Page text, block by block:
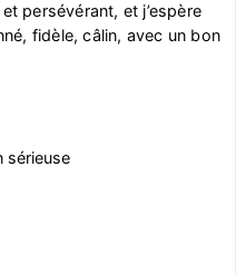
persévérant, et j’espère
fidèle, câlin, avec un bon
sérieuse